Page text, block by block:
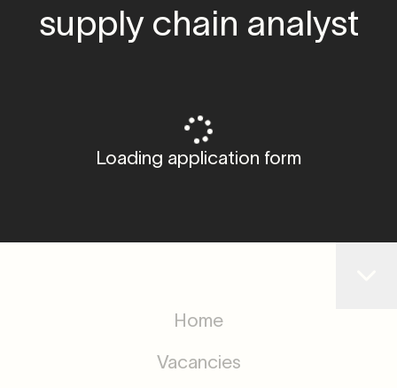
supply chain analyst
Loading application form
Home
Vacancies